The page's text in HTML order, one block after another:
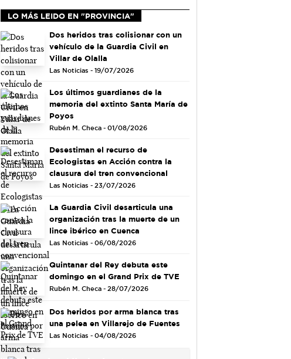
LO MÁS LEIDO EN "PROVINCIA"
Dos heridos tras colisionar con un
vehículo de la Guardia Civil en
Villar de Olalla
Las Noticias - 19/07/2026
Los últimos guardianes de la
memoria del extinto Santa María de
Poyos
Rubén M. Checa - 01/08/2026
Desestiman el recurso de
Ecologistas en Acción contra la
clausura del tren convencional
Las Noticias - 23/07/2026
La Guardia Civil desarticula una
organización tras la muerte de un
lince ibérico en Cuenca
Las Noticias - 06/08/2026
Quintanar del Rey debuta este
domingo en el Grand Prix de TVE
Rubén M. Checa - 28/07/2026
Dos heridos por arma blanca tras
una pelea en Villarejo de Fuentes
Las Noticias - 04/08/2026